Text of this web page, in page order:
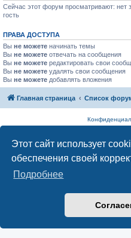
Этот сайт использует
обеспечения своей
Подробнее
Сейчас этот форум просматривают: нет
гость
ПРАВА ДОСТУПА
Вы не можете начинать темы
Вы не можете отвечать на сообщения
Вы не можете редактировать свои
Вы не можете удалять свои сообщения
Вы не можете добавлять вложения
Главная страница Список